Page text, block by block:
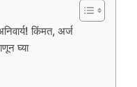
किंमत, अर्ज
घ्या